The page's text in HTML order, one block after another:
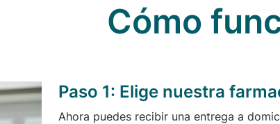
Cómo
Paso 1: Elige nuestra
Ahora puedes recibir una entrega a